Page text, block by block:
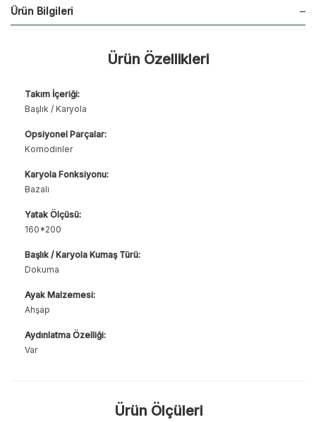
Ürün Bilgileri
Ürün Özellikleri
Takım İçeriği:
Başlık / Karyola
Opsiyonel Parçalar:
Komodinler
Karyola Fonksiyonu:
Bazalı
Yatak Ölçüsü:
160*200
Başlık / Karyola Kumaş Türü:
Dokuma
Ayak Malzemesi:
Ahşap
Aydınlatma Özelliği:
Var
Ürün Ölçüleri